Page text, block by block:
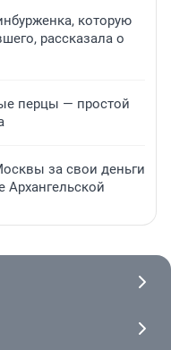
которую
рассказала о
перцы — простой
за свои деньги
Архангельской